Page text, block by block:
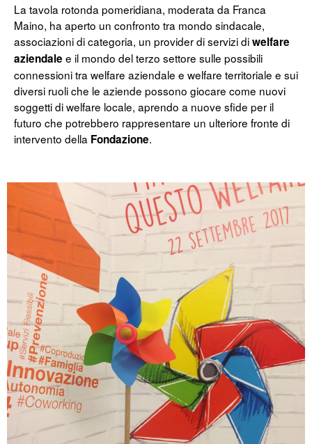
La tavola rotonda pomeridiana, moderata da Franca
Maino, ha aperto un confronto tra mondo sindacale,
associazioni di categoria, un provider di servizi diwelfare
aziendale e il mondo del terzo settore sulle possibili
connessioni tra welfare aziendale e welfare territoriale e sui
diversi ruoli che le aziende possono giocare come nuovi
soggetti di welfare locale, aprendo a nuove sfide per il
futuro che potrebbero rappresentare un ulteriore fronte di
intervento della Fondazione.